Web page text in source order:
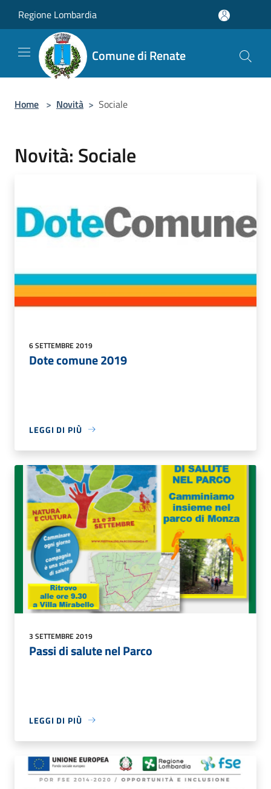
Regione Lombardia
Comune di Renate
Home > Novità > Sociale
Novità: Sociale
6 SETTEMBRE 2019
Dote comune 2019
LEGGI DI PIÙ
3 SETTEMBRE 2019
Passi di salute nel Parco
LEGGI DI PIÙ